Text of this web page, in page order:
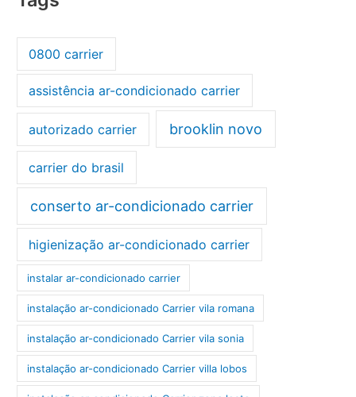
0800 carrier
assistência ar-condicionado carrier
autorizado carrier brooklin novo
carrier do brasil
conserto ar-condicionado carrier
higienização ar-condicionado carrier
instalar ar-condicionado carrier
instalação ar-condicionado Carrier vila romana
instalação ar-condicionado Carrier vila sonia
instalação ar-condicionado Carrier villa lobos